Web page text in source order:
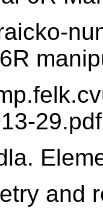
29.pdf
and